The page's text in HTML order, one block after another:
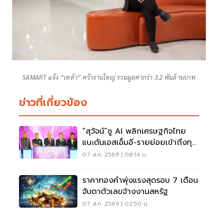
SAMART แจ้ง “เทด้า” คว้างานใหญ่ รวมมูลค่ากว่า 3.2 พันล้านบาท
ข่าวที่เกี่ยวข้อง
“สุวัจน์”ชู AI พลิกเศรษฐกิจไทย
แนะดันเอสเอ็มอี-รายย่อยเข้าถึงทุน
ฝ่าวิกฤต
07 ส.ค. 2569 | 08:14 น.
ราคาทองคำพุ่งแรงสุดรอบ 7 เดือน
จับตาตัวเลขจ้างงานสหรัฐ
07 ส.ค. 2569 | 02:50 น.